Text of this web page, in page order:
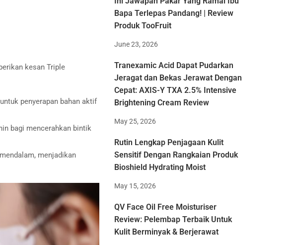
kesan Triple
penyerapan bahan aktif
bagi mencerahkan bintik
menjadikan
Bapa Terlepas Pandang! | Review
Produk TooFruit
June 23, 2026
Tranexamic Acid Dapat Pudarkan
Jeragat dan Bekas Jerawat Dengan
Cepat: AXIS-Y TXA 2.5% Intensive
Brightening Cream Review
May 25, 2026
Rutin Lengkap Penjagaan Kulit
Sensitif Dengan Rangkaian Produk
Bioshield Hydrating Moist
May 15, 2026
QV Face Oil Free Moisturiser
Review: Pelembap Terbaik Untuk
Kulit Berminyak & Berjerawat